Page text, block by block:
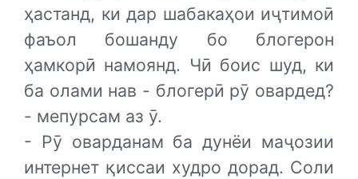
ҳастанд, ки дар шабакаҳои иҷтимоӣ
фаъол бошанду бо блогерон
ҳамкорӣ намоянд. Чӣ боис шуд, ки
ба олами нав - блогерӣ рӯ овардед?
- мепурсам аз ӯ.
- Рӯ оварданам ба дунёи маҷозии
интернет қиссаи худро дорад. Соли